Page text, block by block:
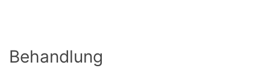
Behandlung